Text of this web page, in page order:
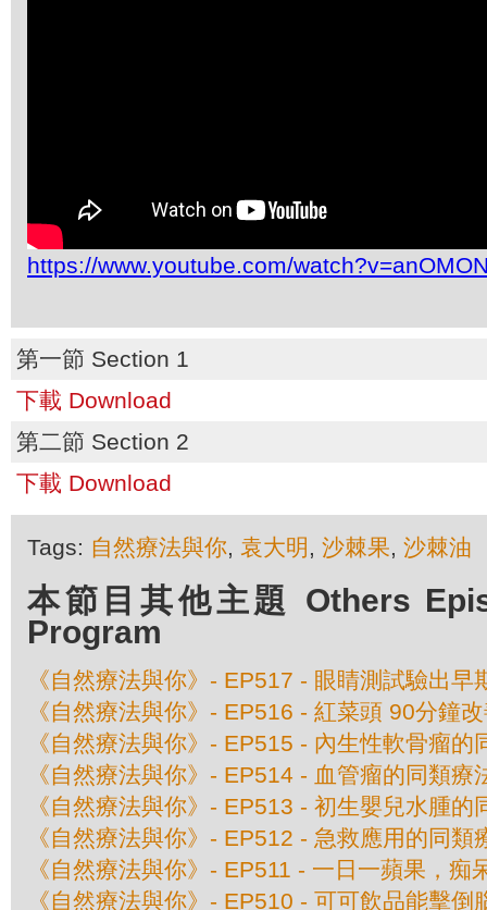
https://www.youtube.com/
第一節 Section 1
下載 Download
第二節 Section 2
下載 Download
Tags: 自然療法與你, 袁大明 , 沙棘果, 沙棘油
本節目其他主題 Others
Program
《自然療法與你》- EP517 - 眼睛測試驗出早
《自然療法與你》- EP516 - 紅菜頭 90分鐘
《自然療法與你》- EP515 - 內生性軟骨瘤的
《自然療法與你》- EP514 - 血管瘤的同類療
《自然療法與你》- EP513 - 初生嬰兒水腫的
《自然療法與你》- EP512 - 急救應用的同類
《自然療法與你》- EP511 - 一日一蘋果，痴
《自然療法與你》- EP510 - 可可飲品能擊倒